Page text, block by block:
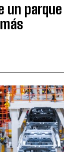
un parque